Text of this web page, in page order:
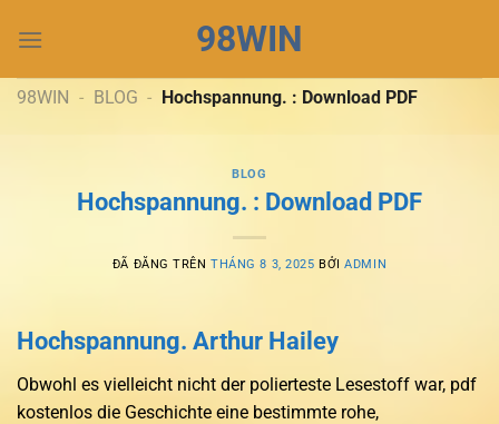
đến
dung
98WIN
98WIN - BLOG - Hochspannung. : Download PDF
BLOG
Hochspannung. : Download PDF
ĐÃ ĐĂNG TRÊNTHÁNG 8 3, 2025 BỞIADMIN
Hochspannung. Arthur Hailey
Obwohl es vielleicht nicht der polierteste Lesestoff war, pdf
kostenlos die Geschichte eine bestimmte rohe,